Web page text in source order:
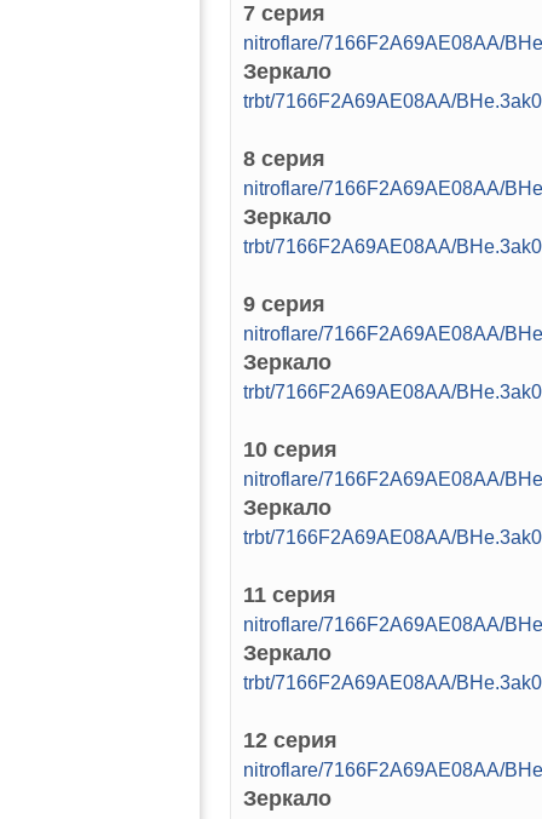
7 серия
nitroflare/7166F2A69AE08AA/
Зеркало
trbt/7166F2A69AE08AA/
8 серия
nitroflare/7166F2A69AE08AA/
Зеркало
trbt/7166F2A69AE08AA/
9 серия
nitroflare/7166F2A69AE08AA/
Зеркало
trbt/7166F2A69AE08AA/
10 серия
nitroflare/7166F2A69AE08AA/
Зеркало
trbt/7166F2A69AE08AA/
11 серия
nitroflare/7166F2A69AE08AA/
Зеркало
trbt/7166F2A69AE08AA/
12 серия
nitroflare/7166F2A69AE08AA/
Зеркало